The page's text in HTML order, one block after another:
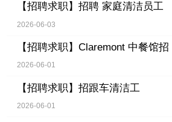
【招聘求职】 招聘 家庭清洁员工
2026-06-03
【招聘求职】 Claremont 中餐馆
2026-06-01
【招聘求职】 招跟车清洁工
2026-06-01